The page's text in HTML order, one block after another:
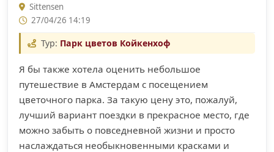
Sittensen
27/04/26 14:19
Тур: Парк цветов Койкенхоф
Я бы также хотела оценить небольшое
путешествие в Амстердам с посещением
цветочного парка. За такую цену это, пожалуй,
лучший вариант поездки в прекрасное место, где
можно забыть о повседневной жизни и просто
наслаждаться необыкновенными красками и